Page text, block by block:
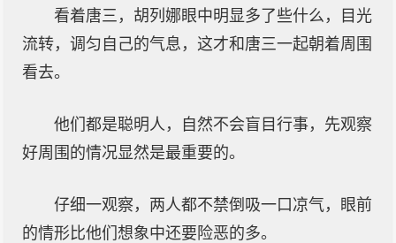
看着唐三，胡列娜眼中明显多了些什么，目光
流转，调匀自己的气息，这才和唐三一起朝着周围
看去。
他们都是聪明人，自然不会盲目行事，先观察
好周围的情况显然是最重要的。
仔细一观察，两人都不禁倒吸一口凉气，眼前
的情形比他们想象中还要险恶的多。